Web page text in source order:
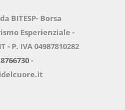
BITESP- Borsa
Esperienziale -
- P. IVA 04987810282
-